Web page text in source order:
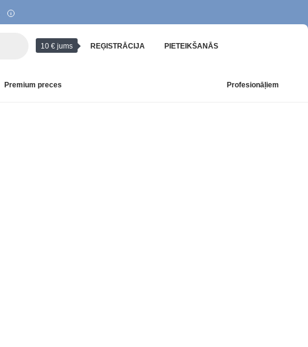
10 € jums REĢISTRĀCIJA PIETEIKŠANĀS
Premium preces Profesionāļiem